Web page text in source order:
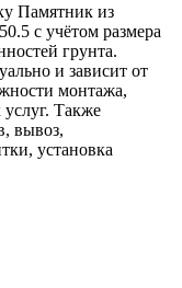
Памятник из
с учётом размера
грунта.
и зависит от
монтажа,
Также
вывоз,
установка